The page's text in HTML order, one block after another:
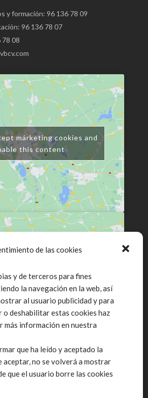
de las cookies
y de terceros para fines
la navegación en la web, así
al usuario publicidad y para
deshabilitar estas cookies haz
más información en nuestra
que ha leído y aceptado la
no se volverá a mostrar
que el usuario borre las cookies
y formación: 96 136 78 09
96 136 78 07
78 08
márketing cookies and
this content
márketing cookies and
this content